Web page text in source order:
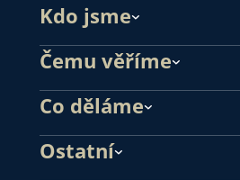
Kdo jsme
Čemu věříme
Co děláme
Ostatní